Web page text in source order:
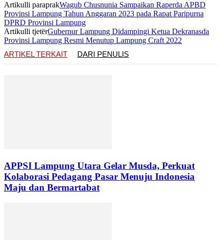
Artikulli paraprakWagub Chusnunia Sampaikan Raperda APBD
Provinsi Lampung Tahun Anggaran 2023 pada Rapat Paripurna
DPRD Provinsi Lampung
Artikulli tjetërGubernur Lampung Didampingi Ketua Dekranasda
Provinsi Lampung Resmi Menutup Lampung Craft 2022
ARTIKEL TERKAIT
DARI PENULIS
APPSI Lampung Utara Gelar Musda, Perkuat
Kolaborasi Pedagang Pasar Menuju Indonesia
Maju dan Bermartabat